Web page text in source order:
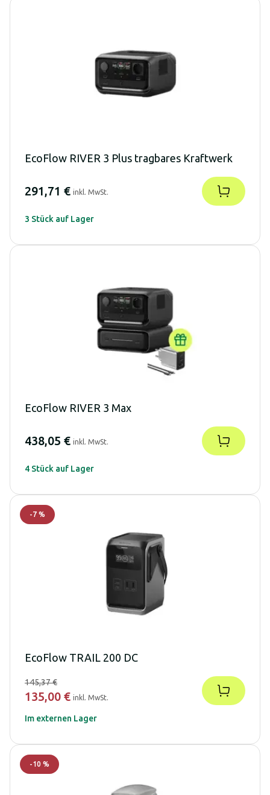
EcoFlow RIVER 3 Plus tragbares Kraftwerk
291,71 € inkl. MwSt.
3 Stück auf Lager
EcoFlow RIVER 3 Max
438,05 € inkl. MwSt.
4 Stück auf Lager
-7 %
EcoFlow TRAIL 200 DC
145,37 €
135,00 € inkl. MwSt.
Im externen Lager
-10 %